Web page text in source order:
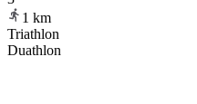
1 km
Triathlon
Duathlon